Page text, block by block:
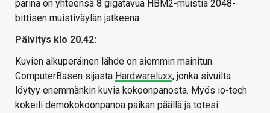
parina on yhteensä 8 gigatavua HBM2-muistia 2048-
bittisen muistiväylän jatkeena.
Päivitys klo 20.42:
Kuvien alkuperäinen lähde on aiemmin mainitun
ComputerBasen sijasta Hardwareluxx, jonka sivuilta
löytyy enemmänkin kuvia kokoonpanosta. Myös io-tech
kokeili demokokoonpanoa paikan päällä ja totesi